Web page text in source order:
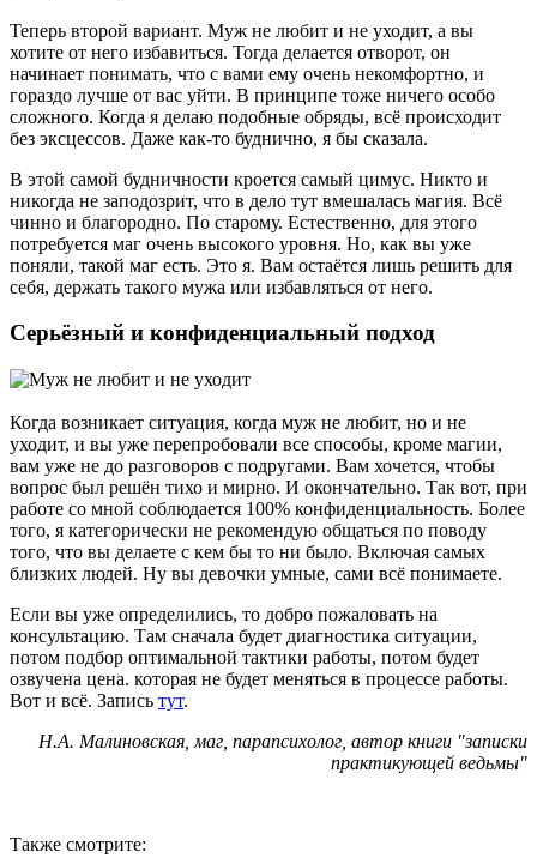
Теперь второй вариант. Муж не любит и не уходит, а вы
хотите от него избавиться. Тогда делается отворот, он
начинает понимать, что с вами ему очень некомфортно, и
гораздо лучше от вас уйти. В принципе тоже ничего особо
сложного. Когда я делаю подобные обряды, всё происходит
без эксцессов. Даже как-то буднично, я бы сказала.
В этой самой будничности кроется самый цимус. Никто и
никогда не заподозрит, что в дело тут вмешалась магия. Всё
чинно и благородно. По старому. Естественно, для этого
потребуется маг очень высокого уровня. Но, как вы уже
поняли, такой маг есть. Это я. Вам остаётся лишь решить для
себя, держать такого мужа или избавляться от него.
Серьёзный и конфиденциальный подход
Когда возникает ситуация, когда муж не любит, но и не
уходит, и вы уже перепробовали все способы, кроме магии,
вам уже не до разговоров с подругами. Вам хочется, чтобы
вопрос был решён тихо и мирно. И окончательно. Так вот, при
работе со мной соблюдается 100% конфиденциальность. Более
того, я категорически не рекомендую общаться по поводу
того, что вы делаете с кем бы то ни было. Включая самых
близких людей. Ну вы девочки умные, сами всё понимаете.
Если вы уже определились, то добро пожаловать на
консультацию. Там сначала будет диагностика ситуации,
потом подбор оптимальной тактики работы, потом будет
озвучена цена. которая не будет меняться в процессе работы.
Вот и всё. Запись тут.
Н.А. Малиновская, маг, парапсихолог, автор книги "записки
практикующей ведьмы"
Также смотрите: